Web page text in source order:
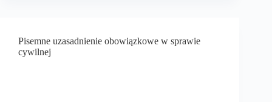
Pisemne uzasadnienie obowiązkowe w sprawie
cywilnej